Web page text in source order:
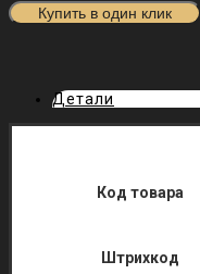
Купить в один клик
Детали
Код товара
Штрихкод